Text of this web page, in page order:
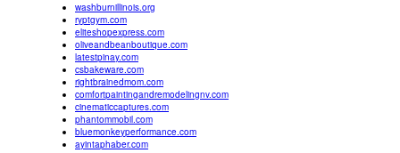
washburnillinois.org
ryptgym.com
eliteshopexpress.com
oliveandbeanboutique.com
latestpinay.com
csbakeware.com
rightbrainedmom.com
comfortpaintingandremodelingnv.com
cinematiccaptures.com
phantommobil.com
bluemonkeyperformance.com
ayintaphaber.com